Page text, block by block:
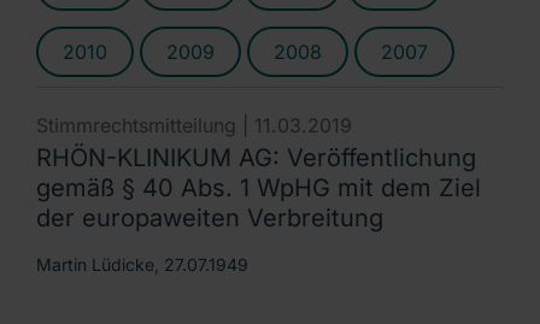
2010 2009 2008 2007
Stimmrechtsmitteilung | 11.03.2019
RHÖN-KLINIKUM AG: Veröffentlichung
gemäß § 40 Abs. 1 WpHG mit dem Ziel
der europaweiten Verbreitung
Martin Lüdicke, 27.07.1949